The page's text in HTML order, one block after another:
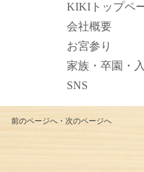
KIKIトップペ
会社概要
お宮参り
家族・卒園・
SNS
前のページへ・ 次のページへ